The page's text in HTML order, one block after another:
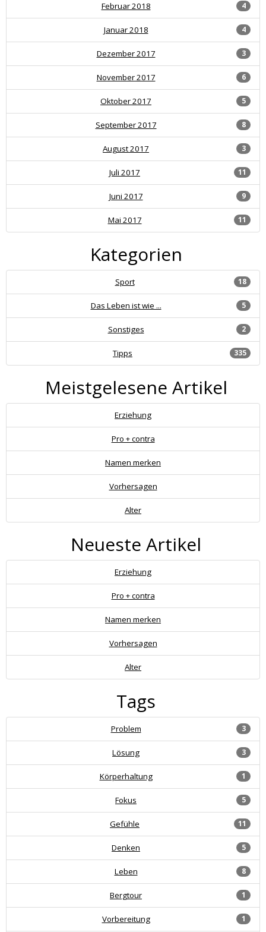
4
Februar 2018
4
Januar 2018
3
Dezember 2017
6
November 2017
5
Oktober 2017
8
September 2017
3
August 2017
11
Juli 2017
9
Juni 2017
11
Mai 2017
Kategorien
18
Sport
5
Das Leben ist wie ...
2
Sonstiges
335
Tipps
Meistgelesene Artikel
Erziehung
Pro + contra
Namen merken
Vorhersagen
Alter
Neueste Artikel
Erziehung
Pro + contra
Namen merken
Vorhersagen
Alter
Tags
3
Problem
3
Lösung
1
Körperhaltung
5
Fokus
11
Gefühle
5
Denken
8
Leben
1
Bergtour
1
Vorbereitung